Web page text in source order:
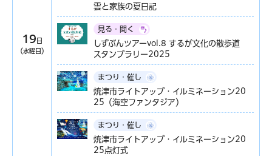
19 日
（水曜日）
雲と家族の夏日記
見る・聞く
しずぶんツアーvol.8 するが文化の散歩道
スタンプラリー2025
まつり・催し
焼津市ライトアップ・イルミネーション20
25（海空ファンタジア）
まつり・催し
焼津市ライトアップ・イルミネーション20
25点灯式